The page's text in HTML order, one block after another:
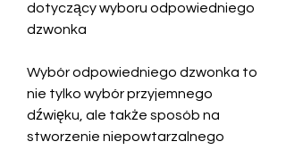
dotyczący wyboru odpowiedniego
dzwonka
Wybór odpowiedniego dzwonka to
nie tylko wybór przyjemnego
dźwięku, ale także sposób na
stworzenie niepowtarzalnego